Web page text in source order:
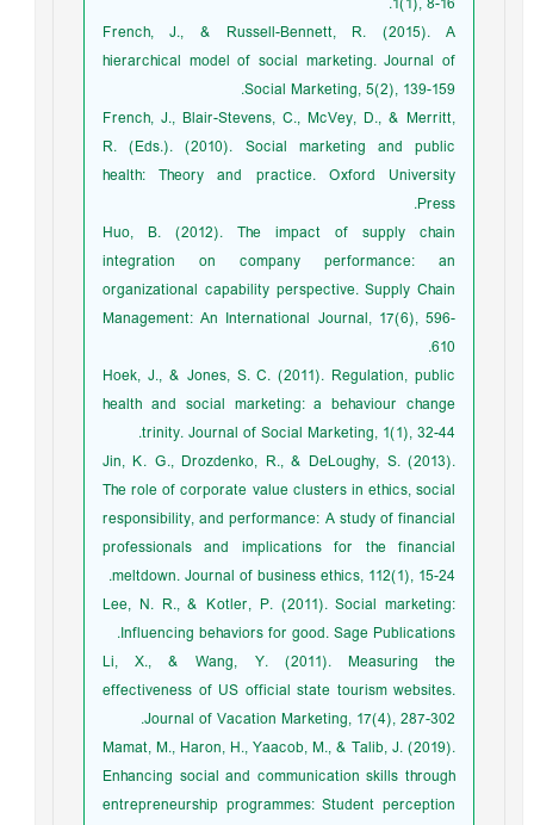
French, J., & Russell-Bennett, R. (2015). A
hierarchical model of social marketing. Journal of
Social Marketing, 5(2), 139-159.
French, J., Blair-Stevens, C., McVey, D., & Merritt,
R. (Eds.). (2010). Social marketing and public
health: Theory and practice. Oxford University
Press.
Huo, B. (2012). The impact of supply chain
integration on company performance: an
organizational capability perspective. Supply Chain
Management: An International Journal, 17(6), 596-
610.
Hoek, J., & Jones, S. C. (2011). Regulation, public
health and social marketing: a behaviour change
trinity. Journal of Social Marketing, 1(1), 32-44.
Jin, K. G., Drozdenko, R., & DeLoughy, S. (2013).
The role of corporate value clusters in ethics, social
responsibility, and performance: A study of financial
professionals and implications for the financial
meltdown. Journal of business ethics, 112(1), 15-24.
Lee, N. R., & Kotler, P. (2011). Social marketing:
Influencing behaviors for good. Sage Publications.
Li, X., & Wang, Y. (2011). Measuring the
effectiveness of US official state tourism websites.
Journal of Vacation Marketing, 17(4), 287-302.
Mamat, M., Haron, H., Yaacob, M., & Talib, J. (2019).
Enhancing social and communication skills through
entrepreneurship programmes: Student perception